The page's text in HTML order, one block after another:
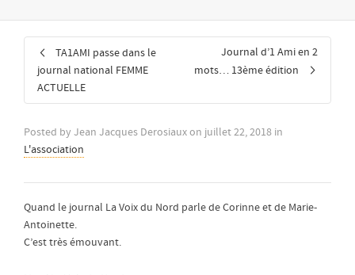
TA1AMI passe dans le
journal national FEMME
ACTUELLE
Journal d’1 Ami en 2
mots… 13ème édition
Posted by Jean Jacques Derosiauxon juillet 22, 2018 in
L'association
Quand le journal La Voix du Nord parle de Corinne et de Marie-
Antoinette.
C’est très émouvant.